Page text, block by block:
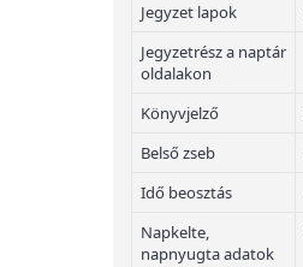
Jegyzet lapok
Jegyzetrész a naptár
oldalakon
Könyvjelző
Belső zseb
Idő beosztás
Napkelte,
napnyugta adatok